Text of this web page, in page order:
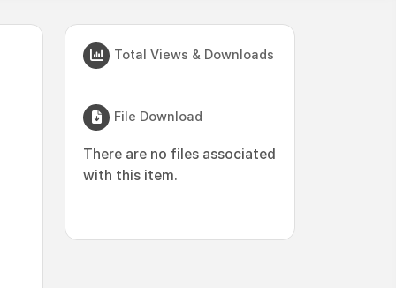
Total Views & Downloads
File Download
There are no files associated
with this item.